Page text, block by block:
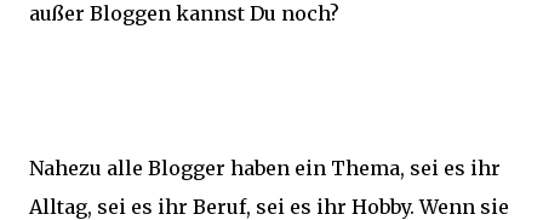
außer Bloggen kannst Du noch?
Nahezu alle Blogger haben ein Thema, sei es ihr
Alltag, sei es ihr Beruf, sei es ihr Hobby. Wenn sie